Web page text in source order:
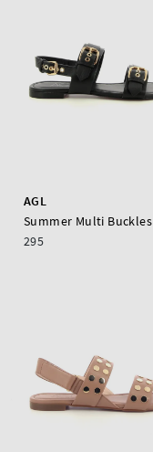
AGL
Summer Multi Buckles
295